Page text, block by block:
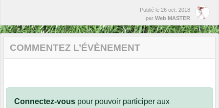
Publié le 26 oct. 2018
par Web MASTER
COMMENTEZ L’ÉVÈNEMENT
Connectez-vous pour pouvoir participer aux